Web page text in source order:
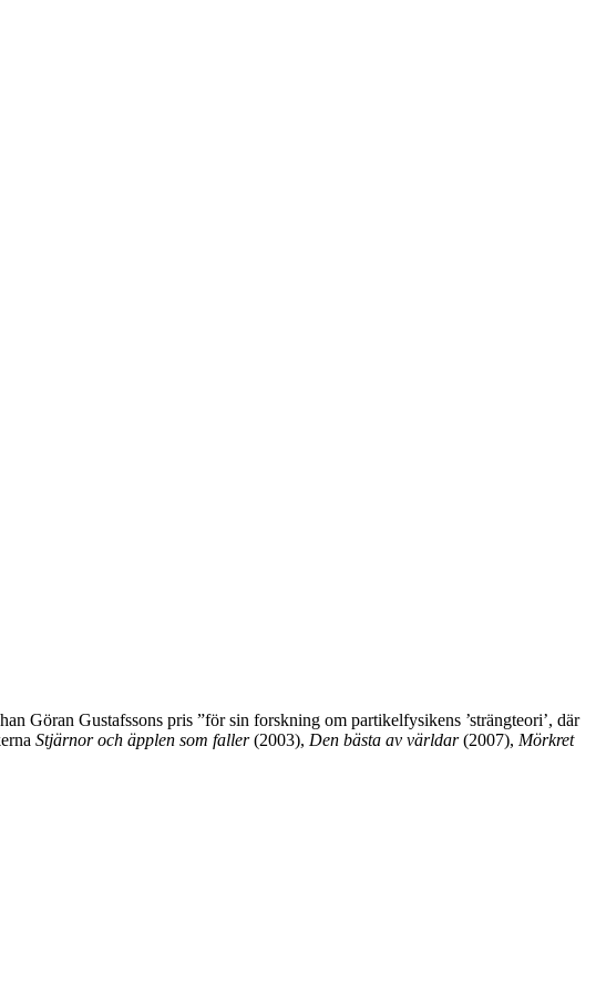
Göran Gustafssons pris ”för sin forskning om partikelfysikens ’strängteori’, där
Stjärnor och äpplen som faller(2003), Den bästa av världar(2007), Mörkret